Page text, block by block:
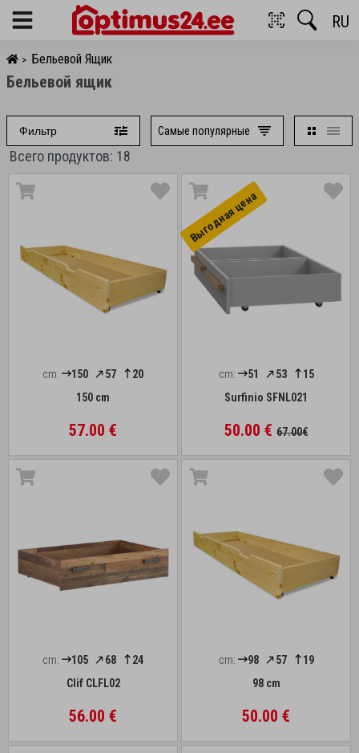
Menu RU
> Бельевой Ящик
Бельевой ящик
Фильтр Самые популярные
Всего продуктов: 18
cm: 150 57
20
150 cm
57.00 €
Выгоднaя цена
cm: 51 53
15
Surfinio SFNL021
50.00 € 67.00€
cm: 105 68
24
Clif CLFL02
56.00 €
cm: 98 57
19
98 cm
50.00 €